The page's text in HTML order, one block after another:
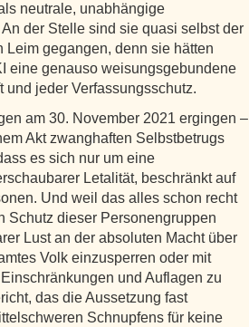
neutrale, unabhängige
der Stelle sind sie quasi selbst der
gegangen, denn sie hätten
eine genauso weisungsgebundene
jeder Verfassungsschutz.
am 30. November 2021 ergingen –
Akt zwanghaften Selbstbetrugs
es sich nur um eine
Letalität, beschränkt auf
Und weil das alles schon recht
Schutz dieser Personengruppen
Lust an der absoluten Macht über
Volk einzusperren oder mit
und Auflagen zu
das die Aussetzung fast
Schnupfens für keine